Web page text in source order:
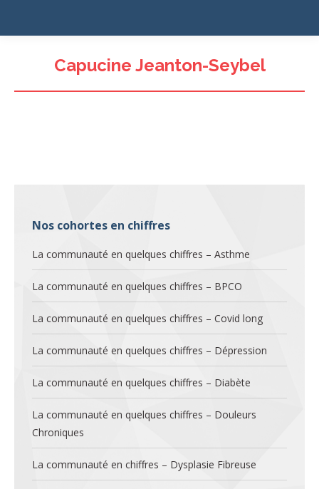
Capucine Jeanton-Seybel
Nos cohortes en chiffres
La communauté en quelques chiffres – Asthme
La communauté en quelques chiffres – BPCO
La communauté en quelques chiffres – Covid long
La communauté en quelques chiffres – Dépression
La communauté en quelques chiffres – Diabète
La communauté en quelques chiffres – Douleurs
Chroniques
La communauté en chiffres – Dysplasie Fibreuse